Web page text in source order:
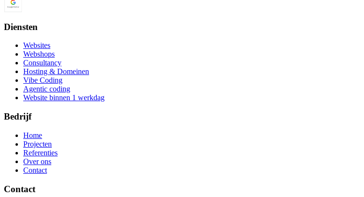
Diensten
Websites
Webshops
Consultancy
Hosting & Domeinen
Vibe Coding
Agentic coding
Website binnen 1 werkdag
Bedrijf
Home
Projecten
Referenties
Over ons
Contact
Contact